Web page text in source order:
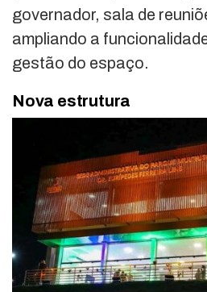
governador, sala de
ampliando a
gestão do espaço.
Nova estrutura